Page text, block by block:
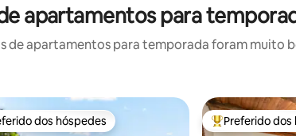
apartamentos para
de apartamentos para temporada foram muito
os melhores preferidos dos hóspedes
dos hóspedes Entre os
Preferido dos